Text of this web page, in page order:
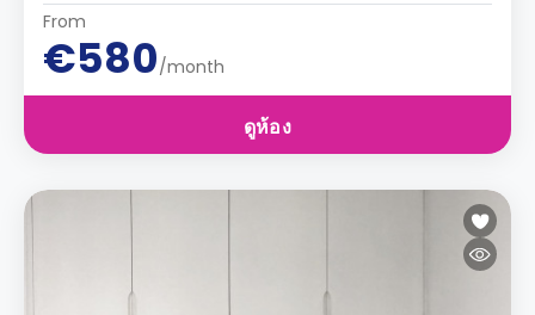
From
€580/month
ดูห้อง